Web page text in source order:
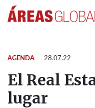
AGENDA 28.07.22
El Real
lugar